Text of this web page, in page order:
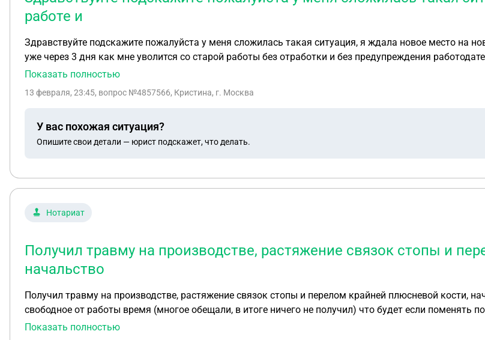
работе и
Здравствуйте подскажите пожалуйста у меня сложилась такая ситуация, я ждала новое место на
уже через 3 дня как мне уволится со старой работы без отработки и без предупреждения
Показать полностью
13 февраля, 23:45, вопрос №4857566, Кристина, г. Москва
У вас похожая ситуация?
Опишите свои детали — юрист подскажет, что делать.
Нотариат
Получил травму на производстве, растяжение связок стопы и
начальство
Получил травму на производстве, растяжение связок стопы и перелом крайней плюсневой кости,
свободное от работы время (многое обещали, в итоге ничего не получил) что будет если поменять
производстве? И куда обращаться?
Показать полностью